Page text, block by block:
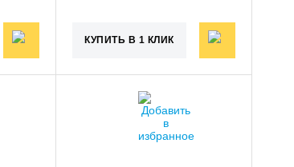
КУПИТЬ В 1 КЛИК